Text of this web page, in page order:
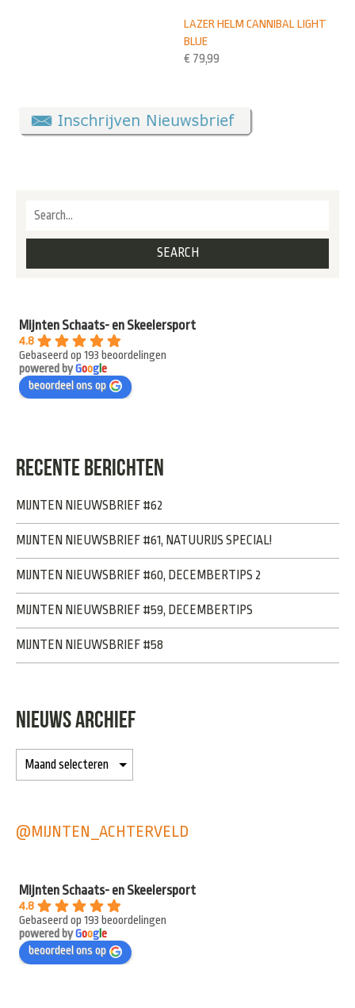
LAZER HELM CANNIBAL LIGHT
BLUE
€ 79,99
Mijnten Schaats- en Skeelersport
4.8
Gebaseerd op 193 beoordelingen
powered byGooge
beoordeel ons op
RECENTE BERICHTEN
MIJNTEN NIEUWSBRIEF #62
MIJNTEN NIEUWSBRIEF #61, NATUURIJS SPECIAL!
MIJNTEN NIEUWSBRIEF #60, DECEMBERTIPS 2
MIJNTEN NIEUWSBRIEF #59, DECEMBERTIPS
MIJNTEN NIEUWSBRIEF #58
NIEUWS ARCHIEF
@MIJNTEN_ACHTERVELD
Mijnten Schaats- en Skeelersport
4.8
Gebaseerd op 193 beoordelingen
powered byGoogle
beoordeel ons op